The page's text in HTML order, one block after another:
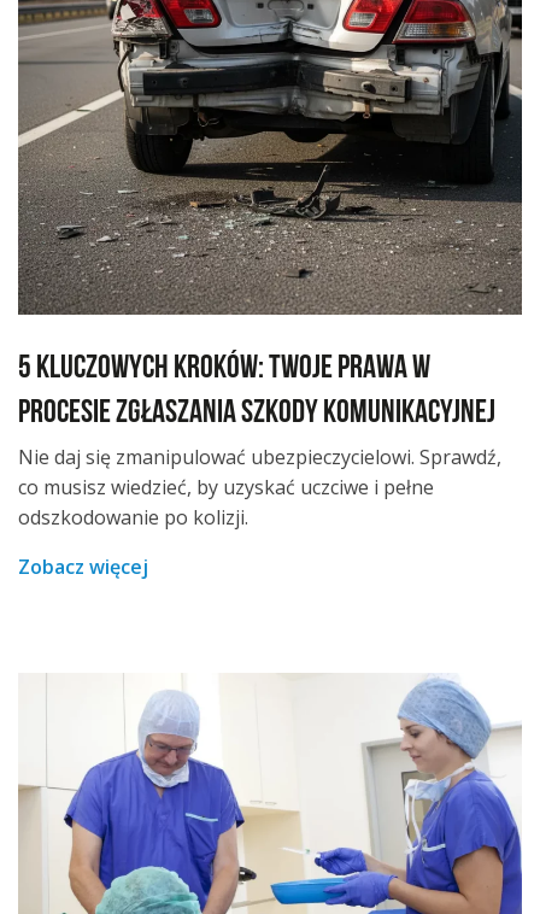
5 kluczowych kroków: Twoje prawa w
procesie zgłaszania szkody komunikacyjnej
Nie daj się zmanipulować ubezpieczycielowi. Sprawdź,
co musisz wiedzieć, by uzyskać uczciwe i pełne
odszkodowanie po kolizji.
Zobacz więcej